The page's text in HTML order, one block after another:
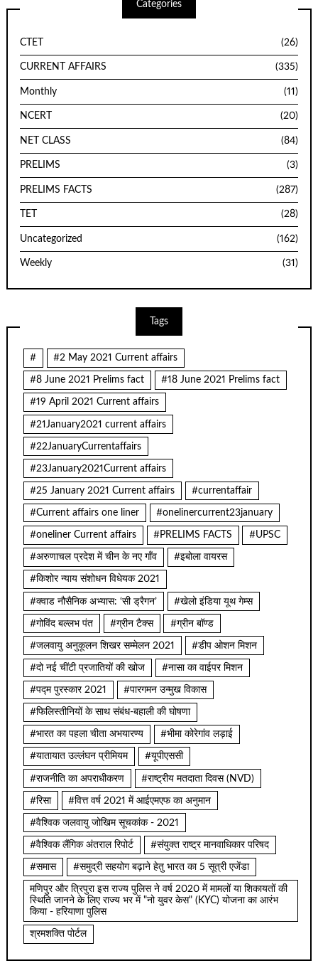
Categories
CTET (26)
CURRENT AFFAIRS (335)
Monthly (11)
NCERT (20)
NET CLASS (84)
PRELIMS (3)
PRELIMS FACTS (287)
TET (28)
Uncategorized (162)
Weekly (31)
Tags
# #2 May 2021 Current affairs
#8 June 2021 Prelims fact #18 June 2021 Prelims fact
#19 April 2021 Current affairs
#21January2021 current affairs
#22JanuaryCurrentaffairs
#23January2021Current affairs
#25 January 2021 Current affairs #currentaffair
#Current affairs one liner #onelinercurrent23january
#oneliner Current affairs #PRELIMS FACTS #UPSC
#अरुणाचल प्रदेश में चीन के नए गाँव #इबोला वायरस
#किशोर न्याय संशोधन विधेयक 2021
#क्वाड नौसैनिक अभ्यास: ‘सी ड्रैगन’ #खेलो इंडिया यूथ गेम्स
#गोविंद बल्लभ पंत #ग्रीन टैक्स #ग्रीन बॉण्ड
#जलवायु अनुकूलन शिखर सम्मेलन 2021 #डीप ओशन मिशन
#दो नई चींटी प्रजातियों की खोज #नासा का वाईपर मिशन
#पद्म पुरस्कार 2021 #पारगमन उन्मुख विकास
#फिलिस्तीनियों के साथ संबंध-बहाली की घोषणा
#भारत का पहला चीता अभयारण्य #भीमा कोरेगांव लड़ाई
#यातायात उल्लंघन प्रीमियम #यूपीएससी
#राजनीति का अपराधीकरण #राष्ट्रीय मतदाता दिवस (NVD)
#रिसा #वित्त वर्ष 2021 में आईएमएफ का अनुमान
#वैश्विक जलवायु जोखिम सूचकांक - 2021
#वैश्विक लैंगिक अंतराल रिपोर्ट #संयुक्त राष्ट्र मानवाधिकार परिषद
#समास #समुद्री सहयोग बढ़ाने हेतु भारत का 5 सूत्री एजेंडा
मणिपुर और त्रिपुरा इस राज्य पुलिस ने वर्ष 2020 में मामलों या शिकायतों की
स्थिति जानने के लिए राज्य भर में "नो युवर केस" (KYC) योजना का आरंभ
किया - हरियाणा पुलिस
श्रमशक्ति पोर्टल